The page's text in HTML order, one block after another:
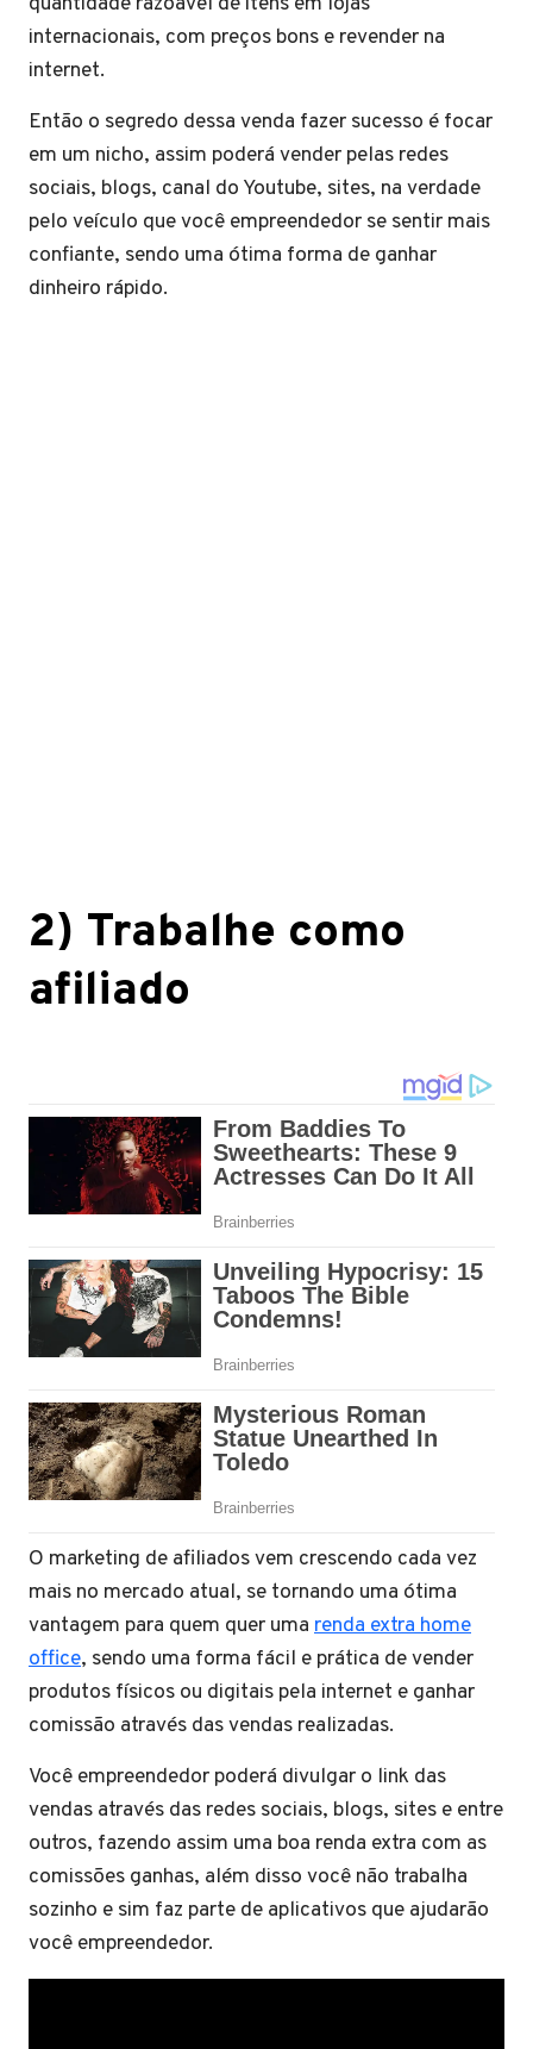
internacionais, com preços bons e revender na
internet.
Então o segredo dessa venda fazer sucesso é focar
em um nicho, assim poderá vender pelas redes
sociais, blogs, canal do Youtube, sites, na verdade
pelo veículo que você empreendedor se sentir mais
confiante, sendo uma ótima forma de ganhar
dinheiro rápido.
2) Trabalhe como
afiliado
O marketing de afiliados vem crescendo cada vez
mais no mercado atual, se tornando uma ótima
vantagem para quem quer uma renda extra home
office, sendo uma forma fácil e prática de vender
produtos físicos ou digitais pela internet e ganhar
comissão através das vendas realizadas.
Você empreendedor poderá divulgar o link das
vendas através das redes sociais, blogs, sites e entre
outros, fazendo assim uma boa renda extra com as
comissões ganhas, além disso você não trabalha
sozinho e sim faz parte de aplicativos que ajudarão
você empreendedor.